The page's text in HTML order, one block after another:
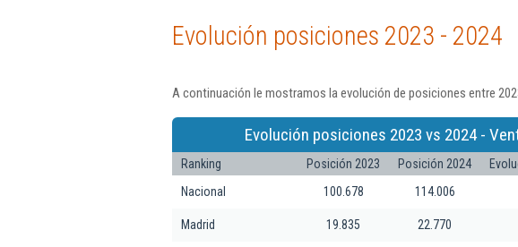
Evolución posiciones 2023 - 2024
A continuación le mostramos la evolución de posiciones entre
Evolución posiciones 2023 vs 2024 -
Ranking Posición 2023 Posición 2024
Nacional
100.678 114.006
Madrid 19.835 22.770